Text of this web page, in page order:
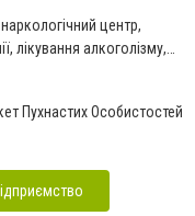
центр,
лікування алкоголізму,
Пухнастих Особистостей